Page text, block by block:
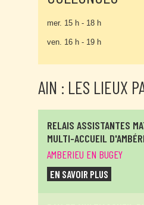
mer. 15 h - 18 h
ven. 16 h - 19 h
AIN : LES LIEUX
RELAIS ASSISTANTES
MULTI-ACCUEIL
AMBERIEU EN BUGEY
EN SAVOIR PLUS